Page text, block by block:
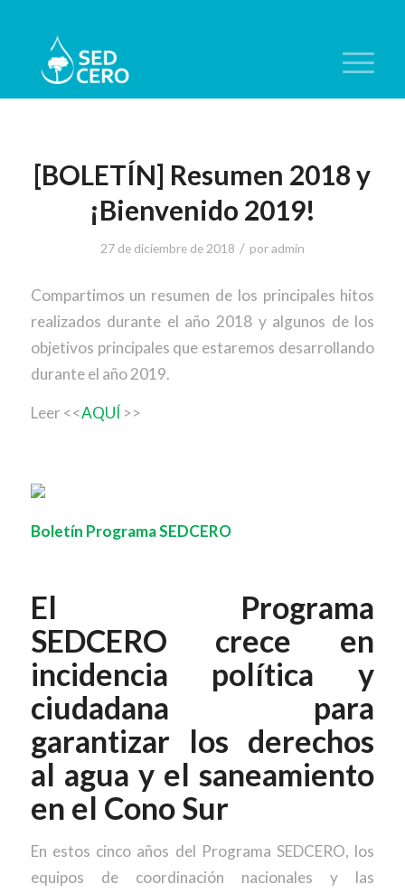
[BOLETÍN] Resumen 2018 y
¡Bienvenido 2019!
27 de diciembre de 2018 / poradmin
Compartimos un resumen de los principales hitos
realizados durante el año 2018 y algunos de los
objetivos principales que estaremos desarrollando
durante el año 2019.
Leer <<AQUÍ >>
Boletín Programa SEDCERO
El Programa
SEDCERO crece en
incidencia política y
ciudadana para
garantizar los derechos
al agua y el saneamiento
en el Cono Sur
En estos cinco años del Programa SEDCERO, los
equipos de coordinación nacionales y las